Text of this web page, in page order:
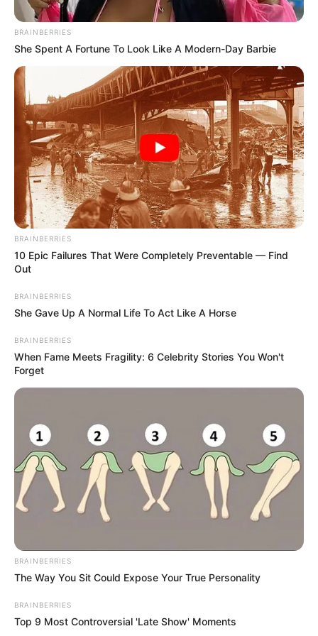
Viktort tartja a világ legjobb
politikusának. 👇𝐂𝐢𝐤𝐤 𝐚
𝐡𝐨𝐳𝐳𝐚́𝐬𝐳𝐨́𝐥𝐚́𝐬𝐨𝐤𝐧𝐚́𝐥!
by Szerző • May 11, 2026
Pápai Joci betegesen retteg a háborútól, a zenész
Orbán Viktort tartja a világ legjobb politikusának.
BRAINBERRIES
She Spent A Fortune To Look Like A Modern-Day Barbie
BRAINBERRIES
10 Epic Failures That Were Completely Preventable — Find
Out
BRAINBERRIES
She Gave Up A Normal Life To Act Like A Horse
BRAINBERRIES
When Fame Meets Fragility: 6 Celebrity Stories You Won't
Forget
BRAINBERRIES
The Way You Sit Could Expose Your True Personality
BRAINBERRIES
Top 9 Most Controversial 'Late Show' Moments